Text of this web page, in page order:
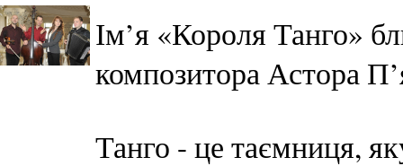
Ім’я «Короля Танго»
композитора Астора
Танго - це таємниця,